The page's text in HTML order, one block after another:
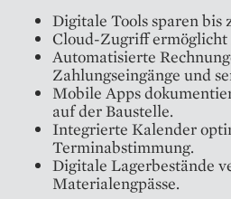
Digitale Tools sparen bis
Cloud-Zugriff
Automatisierte
Zahlungseingänge und
Mobile Apps
auf der Baustelle.
Integrierte Kalender
Terminabstimmung.
Digitale Lagerbestände
Materialengpässe.